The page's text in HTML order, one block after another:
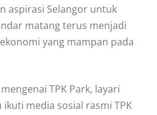
aspirasi Selangor untuk
matang terus menjadi
yang mampan pada
TPK Park, layari
ikuti media sosial rasmi TPK